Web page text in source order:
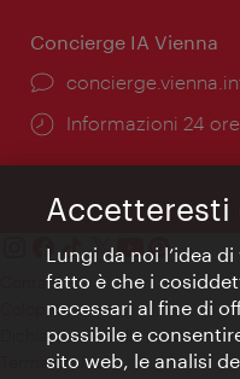
Concierge IA Vienna
Ort:
Öffnungszeiten:
Informazioni 24
Contatti
Colophon
Dichiarazione sulla protezione
Terms of Use
Accetteresti
Lungi da noi l’idea
fatto è che i
necessari al fine di
possibile e
sito web, le analisi